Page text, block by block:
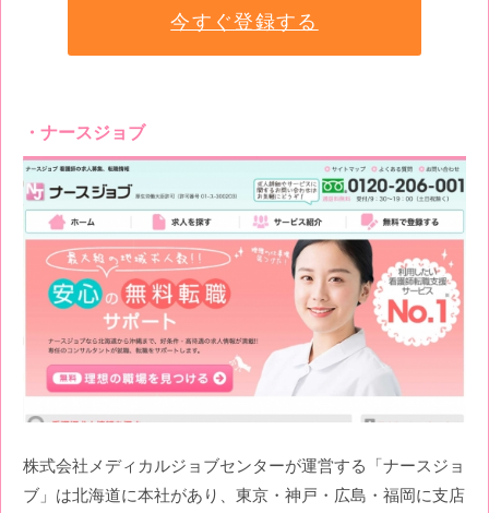
今すぐ登録する
ナースジョブ
株式会社メディカルジョブセンターが運営する「ナースジョ
ブ」は北海道に本社があり、東京・神戸・広島・福岡に支店